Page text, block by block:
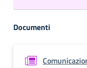
Documenti